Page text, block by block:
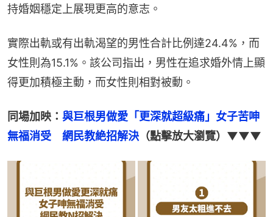
持婚姻穩定上展現更高的意志。
實際出軌或有出軌渴望的男性合計比例達24.4%，而
女性則為15.1%。該公司指出，男性在追求婚外情上顯
得更加積極主動，而女性則相對被動。
同場加映： 與巨根男做愛「更深就超級痛」女子苦呻
無福消受　網民教絶招解決 （點擊放大瀏覽）▼▼▼